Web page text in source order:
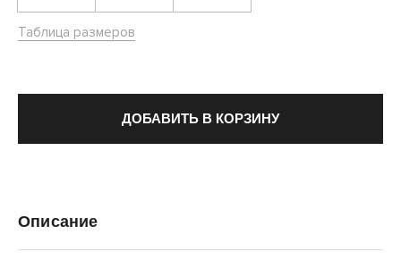
Таблица размеров
ДОБАВИТЬ В КОРЗИНУ
Описание